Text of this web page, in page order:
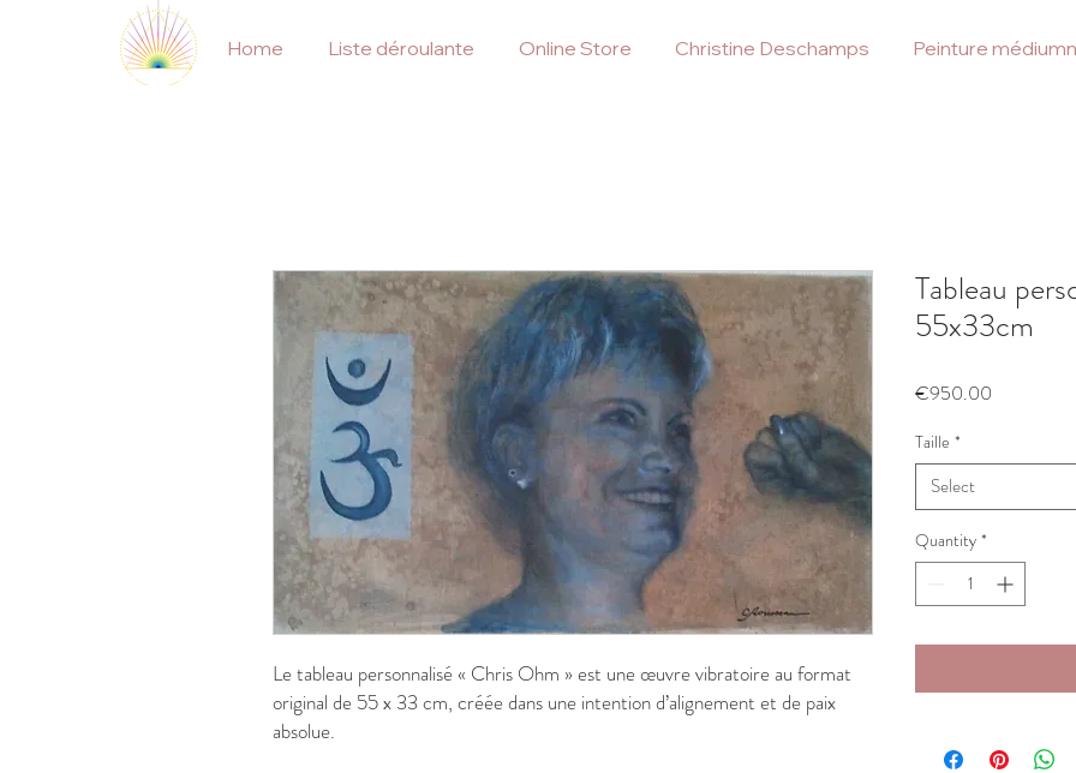
Home Liste déroulante Online Store Christine Deschamps Peinture
Le tableau personnalisé « Chris Ohm » est une œuvre vibratoire au format
original de 55 x 33 cm, créée dans une intention d’alignement et de paix
absolue.
Tableau
55x33cm
€950.00
Taille *
Select
Quantity *